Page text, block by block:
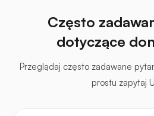
Często
dotyczące
Przeglądaj często zadawane
prostu zapytaj